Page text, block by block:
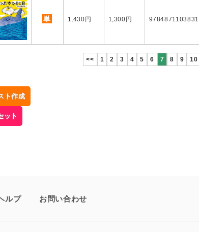
単 1,430円 1,300円 9784871103831
<< 1 2 3 4 5 6 7 8 9 10
ト作成
ット
ルプ お問い合わせ